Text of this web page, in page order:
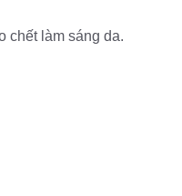
chết làm sáng da.